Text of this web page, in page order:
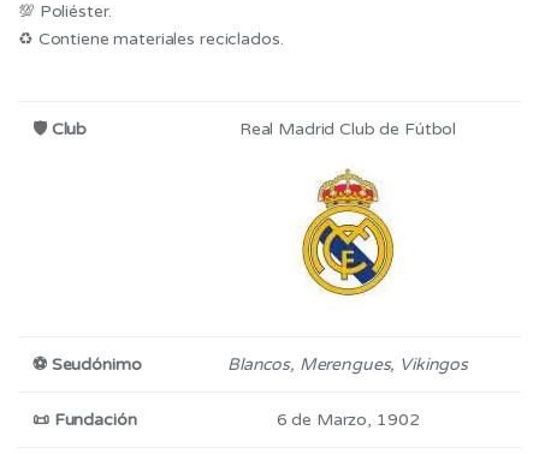
💯 Poliéster.
♻ Contiene materiales reciclados.
🛡Club Real Madrid Club de Fútbol
⚽Seudónimo Blancos, Merengues, Vikingos
📜Fundación 6 de Marzo, 1902